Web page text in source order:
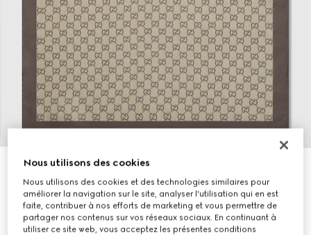
Carré en twill de soie imprimé
CHF 250
Déclinaisons camel et marron
Nous utilisons des cookies
Nous utilisons des cookies et des technologies similaires pour
améliorer la navigation sur le site, analyser l'utilisation qui en est
faite, contribuer à nos efforts de marketing et vous permettre de
partager nos contenus sur vos réseaux sociaux. En continuant à
utiliser ce site web, vous acceptez les présentes conditions